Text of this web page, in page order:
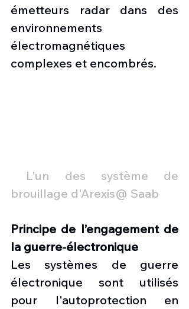
émetteurs radar dans des
environnements
électromagnétiques
complexes et encombrés.
L'un des système de
brouillage d'Arexis@ Saab
Principe de l’engagement de
la guerre-électronique
Les systèmes de guerre
électronique sont utilisés
pour l'autoprotection en